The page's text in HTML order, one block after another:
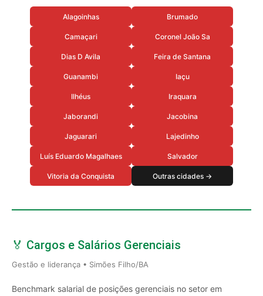
Alagoinhas Brumado
Camaçari Coronel João Sa
Dias D Avila Feira de Santana
Guanambi Iaçu
Ilhéus Iraquara
Jaborandi Jacobina
Jaguarari Lajedinho
Luís Eduardo Magalhaes Salvador
Vitoria da Conquista Outras cidades →
🏅 Cargos e Salários Gerenciais
Gestão e liderança • Simões Filho/BA
Benchmark salarial de posições gerenciais no setor em